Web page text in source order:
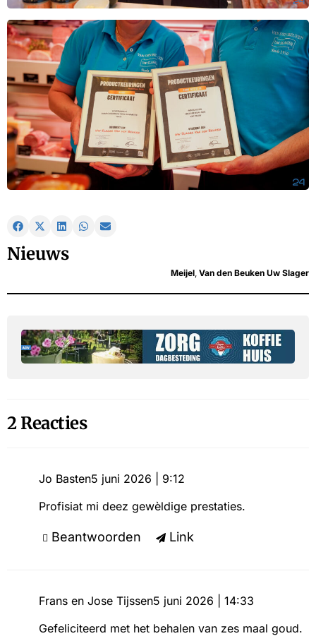
Nieuws
Meijel, Van den Beuken Uw Slager
2 Reacties
Jo Basten5 juni 2026 | 9:12
Profisiat mi deez gewèldige prestaties.
Beantwoorden Link
Frans en Jose Tijssen5 juni 2026 | 14:33
Gefeliciteerd met het behalen van zes maal goud.